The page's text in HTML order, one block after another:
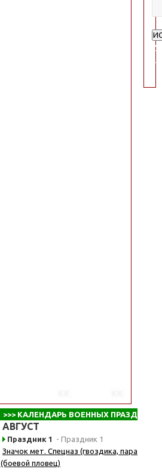
>>> КАЛЕНДАРЬ ВОЕННЫХ
АВГУСТ
Праздник 1 - Праздник 1
Значок мет. Спецназ (гвоздика, парашют,
(боевой пловец)